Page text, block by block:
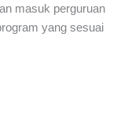
masuk perguruan
yang sesuai